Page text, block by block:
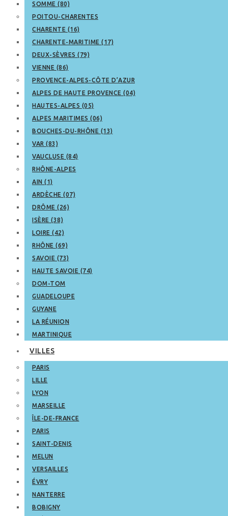
SOMME (80)
POITOU-CHARENTES
CHARENTE (16)
CHARENTE-MARITIME (17)
DEUX-SÈVRES (79)
VIENNE (86)
PROVENCE-ALPES-CÔTE D’AZUR
ALPES DE HAUTE PROVENCE (04)
HAUTES-ALPES (05)
ALPES MARITIMES (06)
BOUCHES-DU-RHÔNE (13)
VAR (83)
VAUCLUSE (84)
RHÔNE-ALPES
AIN (1)
ARDÈCHE (07)
DRÔME (26)
ISÈRE (38)
LOIRE (42)
RHÔNE (69)
SAVOIE (73)
HAUTE SAVOIE (74)
DOM-TOM
GUADELOUPE
GUYANE
LA RÉUNION
MARTINIQUE
VILLES
PARIS
LILLE
LYON
MARSEILLE
ÎLE-DE-FRANCE
PARIS
SAINT-DENIS
MELUN
VERSAILLES
ÉVRY
NANTERRE
BOBIGNY